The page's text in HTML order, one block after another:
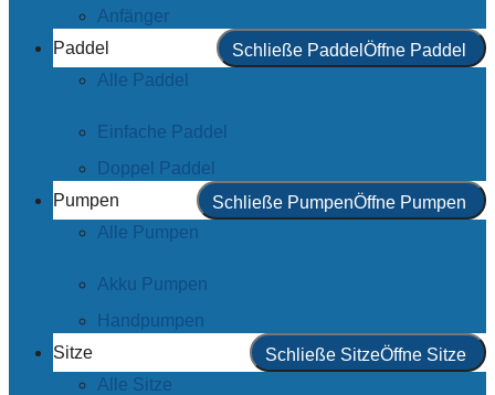
Anfänger
Paddel
Schließe Paddel Öffne Paddel
Alle Paddel
Einfache Paddel
Doppel Paddel
Pumpen
Schließe PumpenÖffne Pumpen
Alle Pumpen
Akku Pumpen
Handpumpen
Sitze
Schließe SitzeÖffne Sitze
Alle Sitze